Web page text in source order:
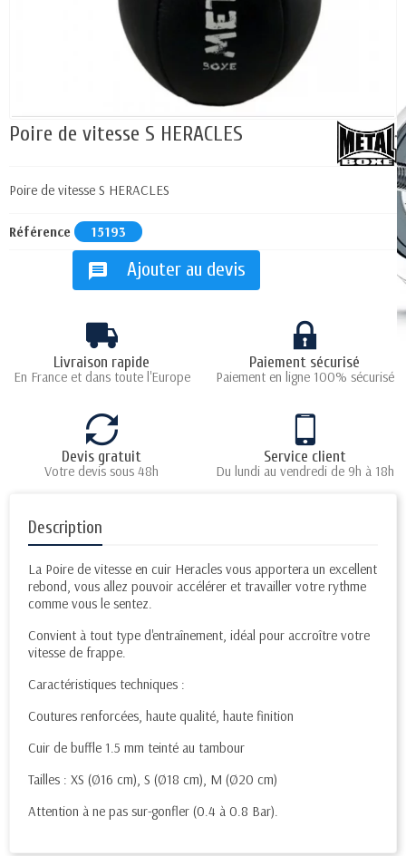
Poire de vitesse S HERACLES
Poire de vitesse S HERACLES
Référence 15193
message Ajouter au devis
Livraison rapide
En France et dans toute l'Europe
Paiement sécurisé
Paiement en ligne 100% sécurisé
Devis gratuit
Votre devis sous 48h
Service client
Du lundi au vendredi de 9h à 18h
Description
La Poire de vitesse en cuir Heracles vous apportera un excellent
rebond, vous allez pouvoir accélérer et travailler votre rythme
comme vous le sentez.
Convient à tout type d'entraînement, idéal pour accroître votre
vitesse de frappe.
Caractéristiques techniques :
Coutures renforcées, haute qualité, haute finition
Cuir de buffle 1.5 mm teinté au tambour
Tailles : XS (Ø16 cm), S (Ø18 cm), M (Ø20 cm)
Attention à ne pas sur-gonfler (0.4 à 0.8 Bar).